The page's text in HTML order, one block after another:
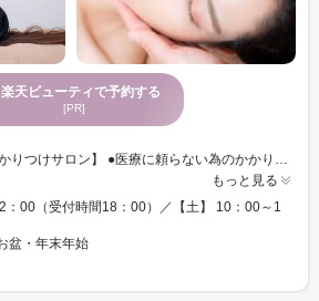
楽天ビューティで予約する
[PR]
もっと見る
：00（受付時間18：00）／【土】 10：00～1
盆・年末年始